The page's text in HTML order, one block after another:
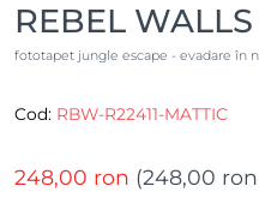
REBEL WALLS
fototapet jungle escape - evadare în
Cod: RBW-R22411-MATTIC
248,00 ron (248,00 ron